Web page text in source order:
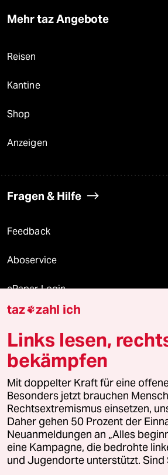
Mehr taz Angebote
Reisen
Kantine
Shop
Anzeigen
Fragen & Hilfe
Feedback
Aboservice
ePaper Login
Downloads für Abonnierende
© 2026 taz Verlags und Vertriebs
Alle Rechte vorbehalten. Bei rechtlichen
wenden Sie sich bitte an
lizenzen@taz.de
Feedback Redaktionsstatut
Leitlinie Informant Datenschutz
taz zahl ich
Links lesen,
bekämpfen
Mit doppelter Kraft für eine
Besonders jetzt brauchen
Rechtsextremismus einsetzen,
Daher gehen 50 Prozent der
Neuanmeldungen an „Alles
eine Kampagne, die bedrohte
und Jugendorte unterstützt. Sind